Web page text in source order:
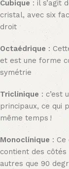
Cubique : il s’agit
cristal, avec six
droit
Octaédrique :
et est une forme
symétrie
Triclinique : c’est
principaux, ce qui
même temps !
Monoclinique : Ce
contient des
autres que 90